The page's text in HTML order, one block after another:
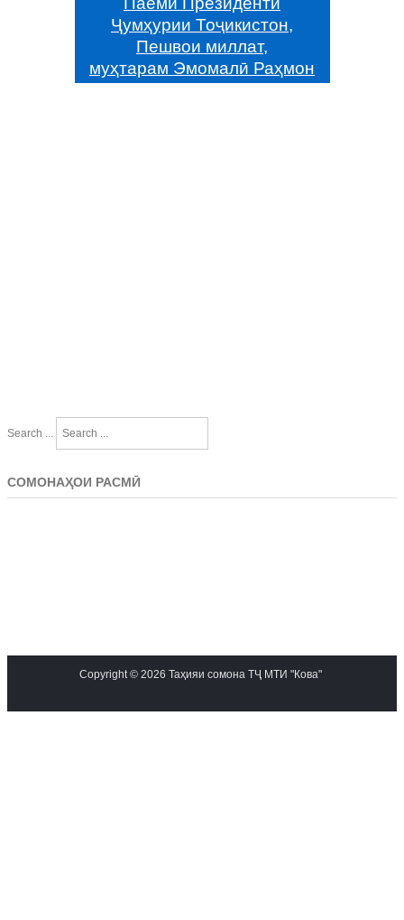
Ҷумҳурии Тоҷикистон,
Пешвои миллат,
муҳтарам Эмомалӣ Раҳмон
Search ...
СОМОНАҲОИ РАСМӢ
Copyright © 2026 Таҳияи сомона ТҶ МТИ "Кова"